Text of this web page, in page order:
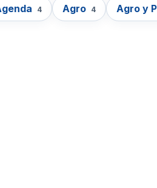
4 Agro 4 Agro y